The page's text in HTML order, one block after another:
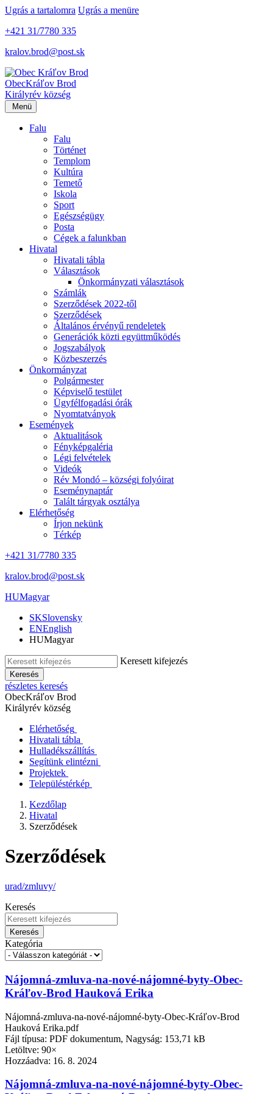
Ugrás a tartalomra Ugrás a menüre
+421 31/7780 335
kralov.brod@post.sk
ObecKráľov Brod
Királyrév község
Menü
Falu
Falu
Történet
Templom
Kultúra
Temető
Iskola
Sport
Egészségügy
Posta
Cégek a falunkban
Hivatal
Hivatali tábla
Választások
Önkormányzati választások
Számlák
Szerződések 2022-től
Szerződések
Általános érvényű rendeletek
Generációk közti együttműködés
Jogszabályok
Közbeszerzés
Önkormányzat
Polgármester
Képviselő testület
Ügyfélfogadási órák
Nyomtatványok
Események
Aktualitások
Fényképgaléria
Légi felvételek
Videók
Rév Mondó – községi folyóirat
Eseménynaptár
Talált tárgyak osztálya
Elérhetőség
Írjon nekünk
Térkép
+421 31/7780 335
kralov.brod@post.sk
HUMagyar
SKSlovensky
ENEnglish
HUMagyar
Keresett kifejezés
Keresés
részletes keresés
ObecKráľov Brod
Királyrév község
Elérhetőség
Hivatali tábla
Hulladékszállítás
Segítünk elintézni
Projektek
Településtérkép
Kezdőlap
Hivatal
Szerződések
Szerződések
urad/zmluvy/
Keresés
Keresés
Kategória
Nájomná-zmluva-na-nové-nájomné-byty-Obec-
Kráľov-Brod Hauková Erika
Nájomná-zmluva-na-nové-nájomné-byty-Obec-Kráľov-Brod
Hauková Erika.pdf
Fájl típusa: PDF dokumentum, Nagyság: 153,71 kB
Letöltve: 90×
Hozzáadva: 16. 8. 2024
Nájomná-zmluva-na-nové-nájomné-byty-Obec-